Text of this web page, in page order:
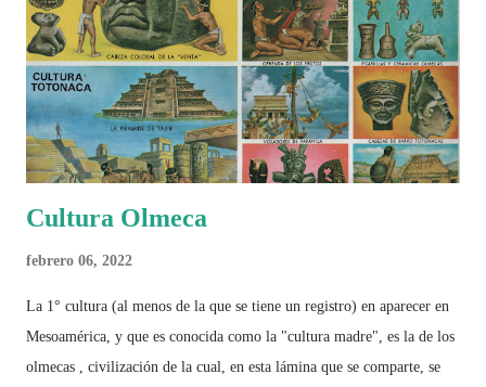
Cultura Olmeca
febrero 06, 2022
La 1° cultura (al menos de la que se tiene un registro) en aparecer en
Mesoamérica, y que es conocida como la "cultura madre", es la de los
olmecas , civilización de la cual, en esta lámina que se comparte, se